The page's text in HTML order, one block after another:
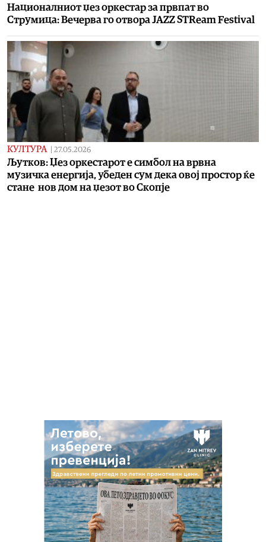
Националниот џез оркестар за првпат во
Струмица: Вечерва го отвора JAZZ STReam Festival
КУЛТУРА 27.05.2026
Љутков: Џез оркестарот е симбол на врвна
музичка енергија, убеден сум дека овој простор ќе
стане нов дом на џезот во Скопје